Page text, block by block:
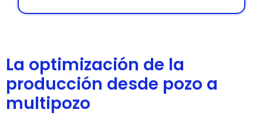
La optimización de la
producción desde pozo a
multipozo